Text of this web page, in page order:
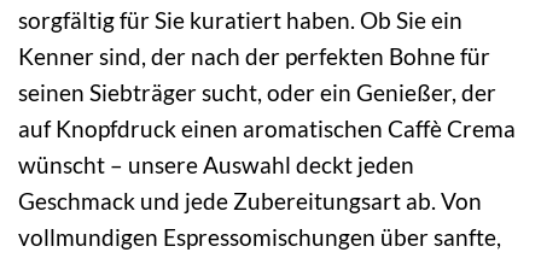
sorgfältig für Sie kuratiert haben. Ob Sie ein
Kenner sind, der nach der perfekten Bohne für
seinen Siebträger sucht, oder ein Genießer, der
auf Knopfdruck einen aromatischen Caffè Crema
wünscht – unsere Auswahl deckt jeden
Geschmack und jede Zubereitungsart ab. Von
vollmundigen Espressomischungen über sanfte,